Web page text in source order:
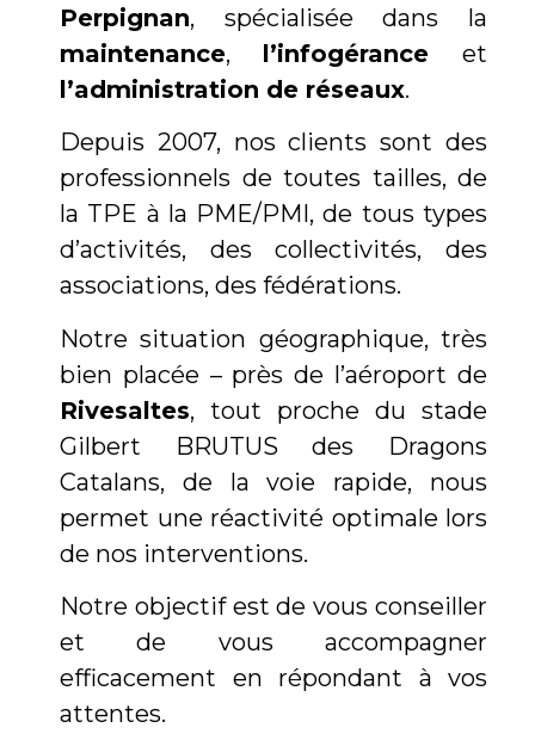
Perpignan, spécialisée dans la
maintenance, l’infogérance et
l’administration de réseaux.
Depuis 2007, nos clients sont des
professionnels de toutes tailles, de
la TPE à la PME/PMI, de tous types
d’activités, des collectivités, des
associations, des fédérations.
Notre situation géographique, très
bien placée – près de l’aéroport de
Rivesaltes, tout proche du stade
Gilbert BRUTUS des Dragons
Catalans, de la voie rapide, nous
permet une réactivité optimale lors
de nos interventions.
Notre objectif est de vous conseiller
et de vous accompagner
efficacement en répondant à vos
attentes.